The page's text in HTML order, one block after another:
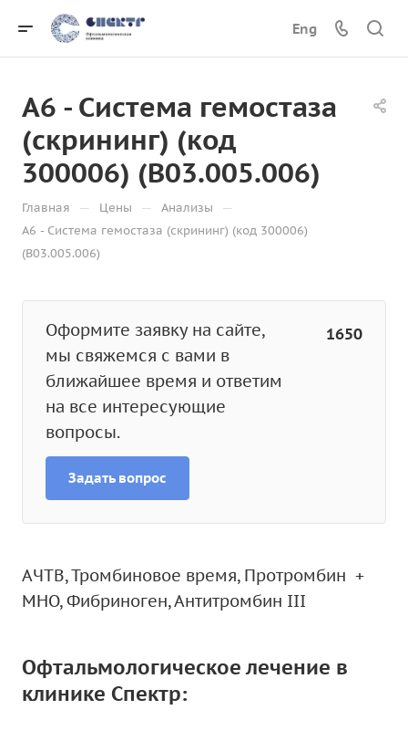
Eng
А6 - Система гемостаза
(скрининг) (код
300006) (B03.005.006)
Главная — Цены — Анализы —
А6 - Система гемостаза (скрининг) (код 300006)
(B03.005.006)
Оформите заявку на сайте,
мы свяжемся с вами в
ближайшее время и ответим
на все интересующие
вопросы.
1650
Задать вопрос
АЧТВ, Тромбиновое время, Протромбин +
МНО, Фибриноген, Антитромбин III
Офтальмологическое лечение в
клинике Спектр: